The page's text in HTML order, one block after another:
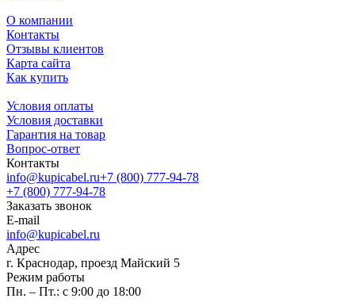
О компании
Контакты
Отзывы клиентов
Карта сайта
Как купить
Условия оплаты
Условия доставки
Гарантия на товар
Вопрос-ответ
Контакты
info@kupicabel.ru+7 (800) 777-94-78
+7 (800) 777-94-78
Заказать звонок
E-mail
info@kupicabel.ru
Адрес
г. Краснодар, проезд Майский 5
Режим работы
Пн. – Пт.: с 9:00 до 18:00